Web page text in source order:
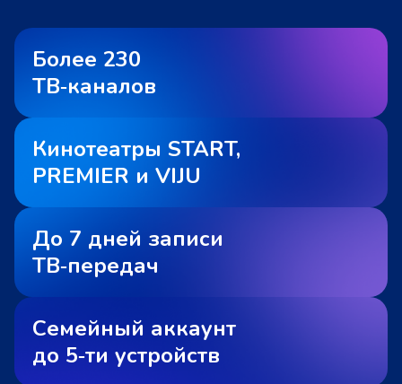
Более 230
ТВ‑каналов
Кинотеатры START,
PREMIER и VIJU
До 7 дней записи
ТВ‑передач
Семейный аккаунт
до 5‑ти устройств